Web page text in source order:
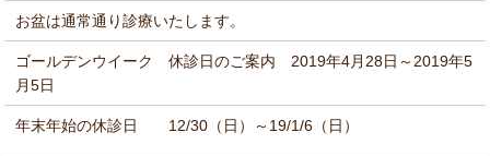
お盆は通常通り診療いたします。
ゴールデンウイーク 休診日のご案内 2019年4月28日～2019年5
月5日
年末年始の休診日 12/30（日）～19/1/6（日）